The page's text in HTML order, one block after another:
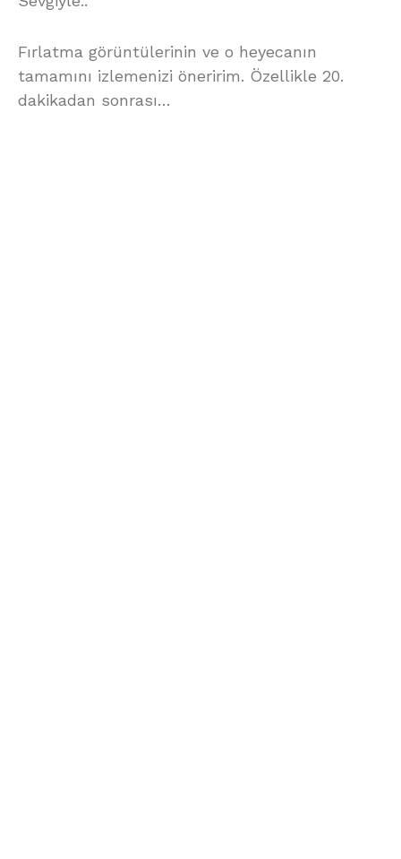
Fırlatma görüntülerinin ve o heyecanın
tamamını izlemenizi öneririm. Özellikle 20.
dakikadan sonrası…